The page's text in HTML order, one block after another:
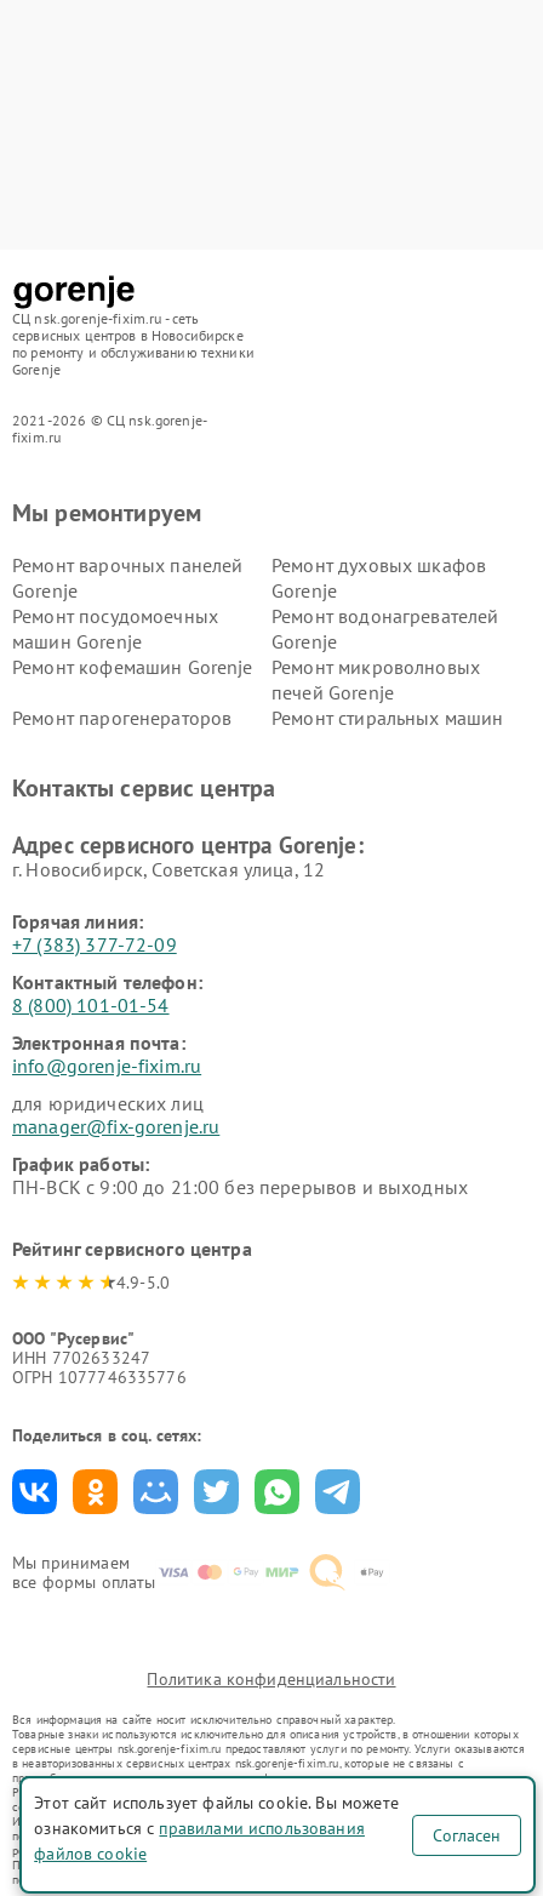
СЦ nsk.gorenje-fixim.ru - сеть
сервисных центров в Новосибирске
по ремонту и обслуживанию техники
Gorenje
2021-2026 © СЦ nsk.gorenje-
fixim.ru
Мы принимаем
все формы оплаты
Мы ремонтируем
Ремонт варочных панелей
Gorenje
Ремонт духовых шкафов
Gorenje
Ремонт посудомоечных
машин Gorenje
Ремонт водонагревателей
Gorenje
Ремонт кофемашин Gorenje
Ремонт микроволновых
печей Gorenje
Ремонт парогенераторов
Ремонт стиральных машин
Контакты сервис центра
Адрес сервисного центра Gorenje:
г. Новосибирск, Советская улица, 12
Горячая линия:
+7 (383) 377-72-09
Контактный телефон:
8 (800) 101-01-54
Электронная почта:
info@gorenje-fixim.ru
для юридических лиц
manager@fix-gorenje.ru
График работы:
ПН-ВСК с 9:00 до 21:00 без перерывов и выходных
Рейтинг сервисного центра
4.9-5.0
ООО "Русервис"
ИНН 7702633247
ОГРН 1077746335776
Поделиться в соц. сетях:
Политика конфиденциальности
Вся информация на сайте носит исключительно справочный характер.
Товарные знаки используются исключительно для описания устройств, в отношении которых
сервисные центры nsk.gorenje-fixim.ru предоставляют услуги по ремонту. Услуги оказываются
в неавторизованных сервисных центрах nsk.gorenje-fixim.ru, которые не связаны с
правообладателями товарных знаков или их официальными представителями.
Ремонт осуществляется для устройств, уже введенных в гражданский оборот в соответствии
со статьей 1487 ГК РФ.
Использование товарных знаков не преследует цели индивидуализации услуг или введения
потребителей в заблуждение, а служит для информирования о предоставляемых услугах по
ремонту техники указанных брендов.
Представленная на сайте информация не является публичной офертой, определяемой
положениями Статьи 437(2) Гражданского кодекса РФ
Этот сайт использует файлы cookie. Вы можете
ознакомиться с правилами использования
файлов cookie
Согласен